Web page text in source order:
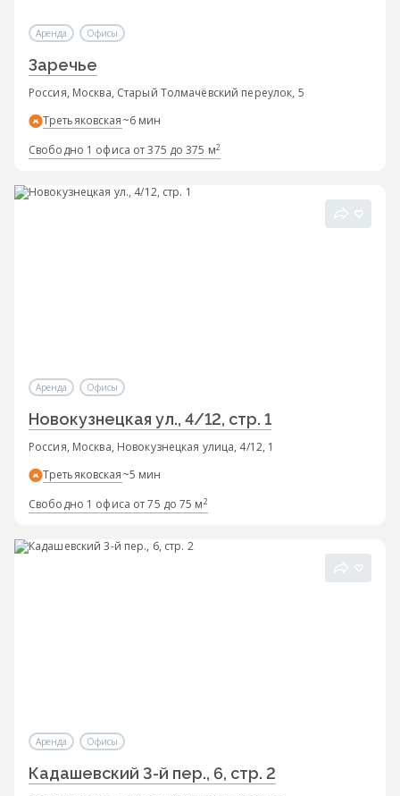
Аренда Офисы
Заречье
Россия, Москва, Старый Толмачёвский переулок, 5
Третьяковская~6 мин
Свободно 1 офиса от 375 до 375 м2
Аренда Офисы
Новокузнецкая ул., 4/12, стр. 1
Россия, Москва, Новокузнецкая улица, 4/12, 1
Третьяковская~5 мин
Свободно 1 офиса от 75 до 75 м2
Аренда Офисы
Кадашевский 3-й пер., 6, стр. 2